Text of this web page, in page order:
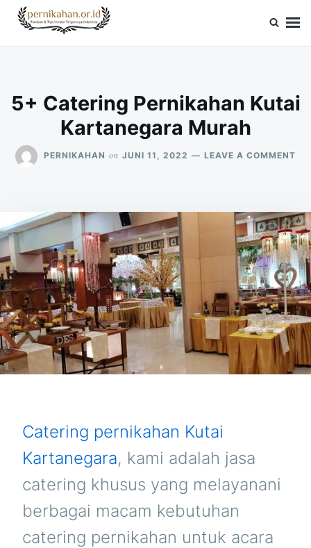
SkipSearch
for:
5+ Catering Pernikahan Kutai
Kartanegara Murah
PERNIKAHAN on JUNI 11, 2022 LEAVE A COMMENT
Catering pernikahan Kutai
Kartanegara, kami adalah jasa
catering khusus yang melayanani
berbagai macam kebutuhan
catering pernikahan untuk acara